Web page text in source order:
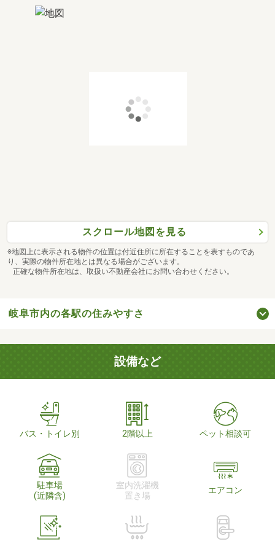
スクロール地図を見る
※地図上に表示される物件の位置は付近住所に所在することを表すものであ
り、実際の物件所在地とは異なる場合がございます。
正確な物件所在地は、取扱い不動産会社にお問い合わせください。
岐阜市内の各駅の住みやすさ
設備など
バス・トイレ別 2階以上 ペット相談可
駐車場
(近隣含)
室内洗濯機
置き場
エアコン